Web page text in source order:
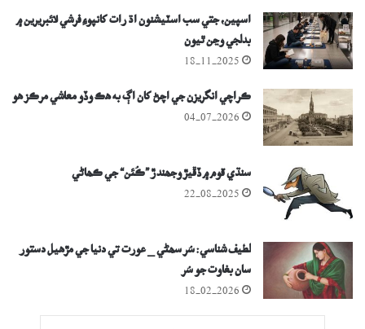
اسپين، جتي سب اسٽيشنون اڌ رات کانپوءِ فرشي لائبريرين ۾
بدلجي وڃن ٿيون
18-11-2025
ڪراچي انگريزن جي اچڻ کان اڳ به هڪ وڏو معاشي مرڪز هو
04-07-2026
سنڌي قوم ۾ ڏڦيڙ وجھندڙ ”ڪُئن“ جي ڪھاڻي
22-08-2025
لطيف شناسي: سُر سھڻي _ عورت تي دنيا جي مڙھيل دستور
سان بغاوت جو سُر
18-02-2026